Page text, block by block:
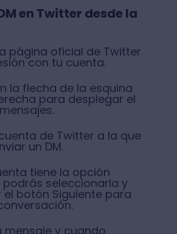
en Twitter desde la
página oficial de Twitter
con tu cuenta.
la flecha de la esquina
para desplegar el
de Twitter a la que
un DM.
tiene la opción
seleccionarla y
el botón Siguiente para
mensaje y cuando